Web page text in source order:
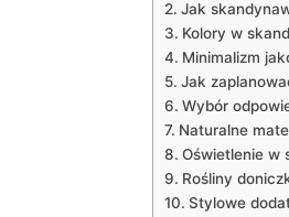
Jak
Kolory w
Minimalizm
Jak
Wybór
Naturalne
Oświetlenie w
Rośliny
Stylowe